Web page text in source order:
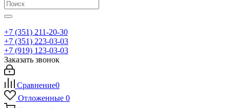
+7 (351) 211-20-30
+7 (351) 223-03-03
+7 (919) 123-03-03
Заказать звонок
Сравнение0
Отложенные 0